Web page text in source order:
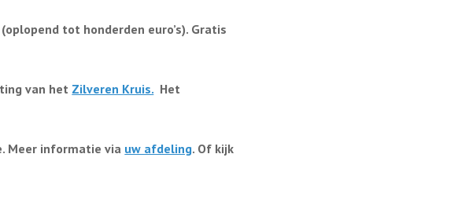
tot honderden euro’s). Gratis
van het Zilveren Kruis. Het
Meer informatie via uw afdeling. Of kijk